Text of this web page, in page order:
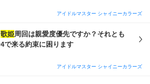
アイドルマスター シャイニーカラーズ
歌姫周回は親愛度優先ですか？それとも
で来る約束に困ります
アイドルマスター シャイニーカラーズ